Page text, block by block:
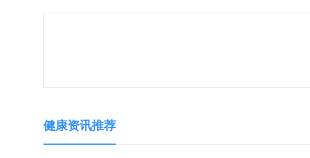
健康资讯推荐